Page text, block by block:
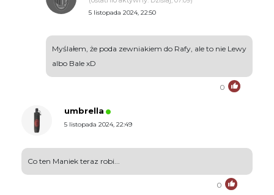
5 listopada 2024, 22:50
Myślałem, że poda zewniakiem do Rafy, ale to nie Lewy
albo Bale xD
0
umbrella
5 listopada 2024, 22:49
Co ten Maniek teraz robi...
0